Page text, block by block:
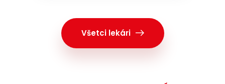
Všetci lekári